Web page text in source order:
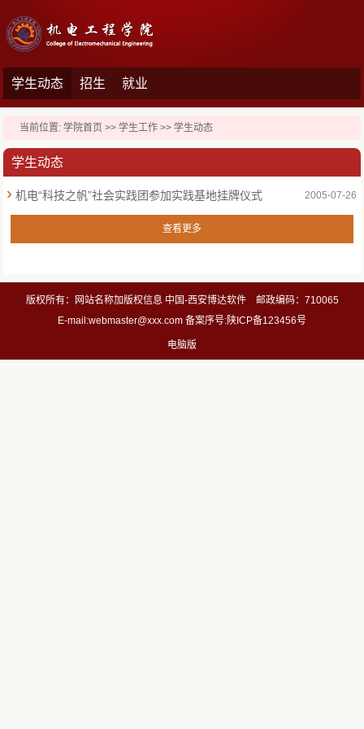
学生动态 招生 就业
当前位置:学院首页 >>学生工作 >>学生动态
学生动态
机电“科技之帆”社会实践团参加实践基地挂牌仪式 2005-07-26
查看更多
版权所有：网站名称加版权信息 中国-西安博达软件 邮政编码：710065
E-mail:webmaster@xxx.com 备案序号:陕ICP备123456号
电脑版